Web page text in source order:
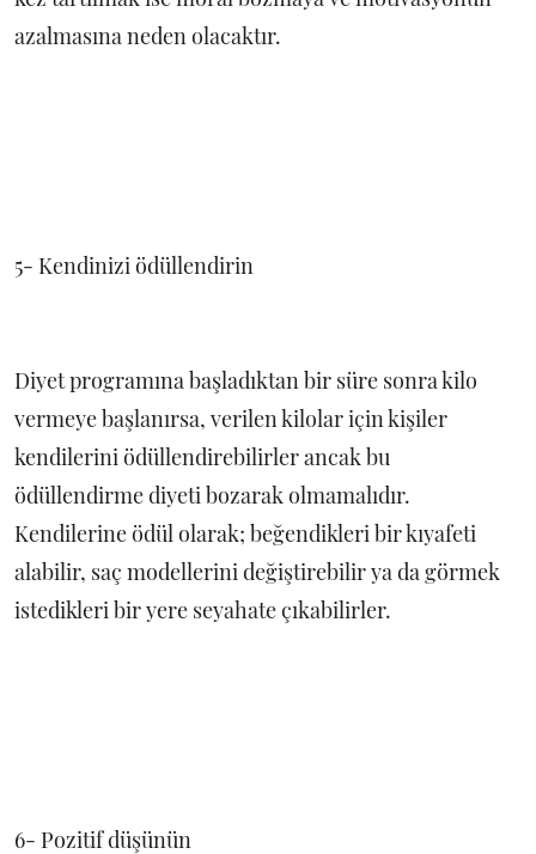
azalmasına neden olacaktır.
5- Kendinizi ödüllendirin
Diyet programına başladıktan bir süre sonra kilo
vermeye başlanırsa, verilen kilolar için kişiler
kendilerini ödüllendirebilirler ancak bu
ödüllendirme diyeti bozarak olmamalıdır.
Kendilerine ödül olarak; beğendikleri bir kıyafeti
alabilir, saç modellerini değiştirebilir ya da görmek
istedikleri bir yere seyahate çıkabilirler.
6- Pozitif düşünün